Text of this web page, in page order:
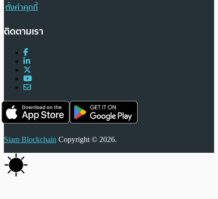
ตั้งค่าคุกกี้
ติดตามเรา
Siam Blockchain Copyright © 2026.